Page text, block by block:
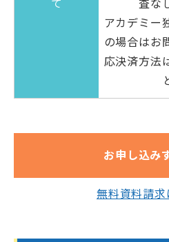
て
査な
アカデミー
の場合はお
応決済方法
お申し込み
無料資料請求